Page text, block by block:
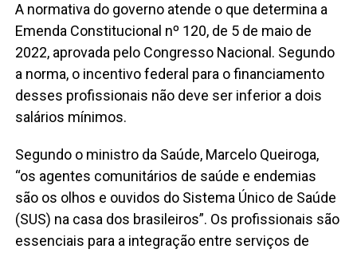
A normativa do governo atende o que determina a
Emenda Constitucional nº 120, de 5 de maio de
2022, aprovada pelo Congresso Nacional. Segundo
a norma, o incentivo federal para o financiamento
desses profissionais não deve ser inferior a dois
salários mínimos.
Segundo o ministro da Saúde, Marcelo Queiroga,
“os agentes comunitários de saúde e endemias
são os olhos e ouvidos do Sistema Único de Saúde
(SUS) na casa dos brasileiros”. Os profissionais são
essenciais para a integração entre serviços de